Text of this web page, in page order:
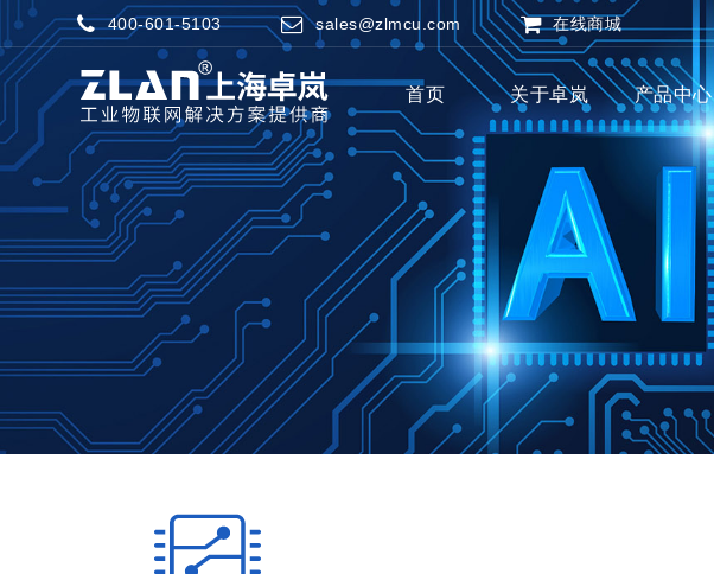
400-601-5103 sales@zlmcu.com 在线商城
首页 关于卓岚 产品中心